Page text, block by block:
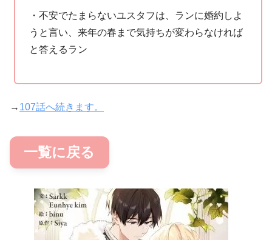
・不安でたまらないユスタフは、ランに婚約しよ
うと言い、来年の春まで気持ちが変わらなければ
と答えるラン
→ 107話へ続きます。
一覧に戻る